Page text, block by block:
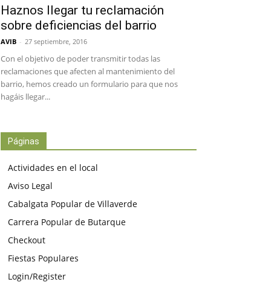
Haznos llegar tu reclamación
sobre deficiencias del barrio
AVIB - 27 septiembre, 2016
Con el objetivo de poder transmitir todas las
reclamaciones que afecten al mantenimiento del
barrio, hemos creado un formulario para que nos
hagáis llegar...
Páginas
Actividades en el local
Aviso Legal
Cabalgata Popular de Villaverde
Carrera Popular de Butarque
Checkout
Fiestas Populares
Login/Register